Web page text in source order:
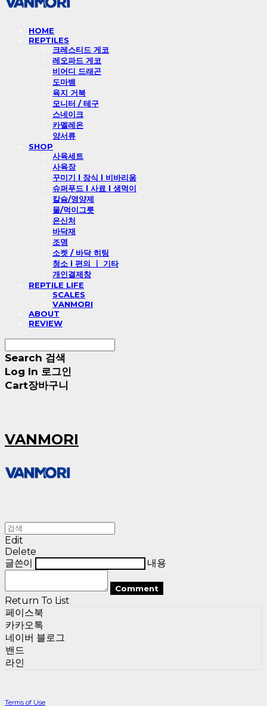
HOME
REPTILES
크레스티드 게코
레오파드 게코
비어디 드래곤
도마뱀
육지 거북
모니터 / 테구
스네이크
카멜레온
양서류
SHOP
사육세트
사육장
꾸미기 l 장식 l 비바리움
슈퍼푸드 l 사료 l 생먹이
칼슘/영양제
물/먹이그릇
은신처
바닥재
조명
소켓 / 바닥 히팅
청소 l 편의 ㅣ 기타
개인결제창
REPTILE LIFE
SCALES
VANMORI
ABOUT
REVIEW
Search 검색
Log In 로그인
Cart장바구니
VANMORI
Edit
Delete
글쓴이
내용
Comment
Return To List
페이스북
카카오톡
네이버 블로그
밴드
라인
Terms of Use